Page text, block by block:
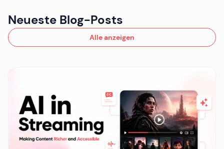
Neueste Blog-Posts
Alle anzeigen